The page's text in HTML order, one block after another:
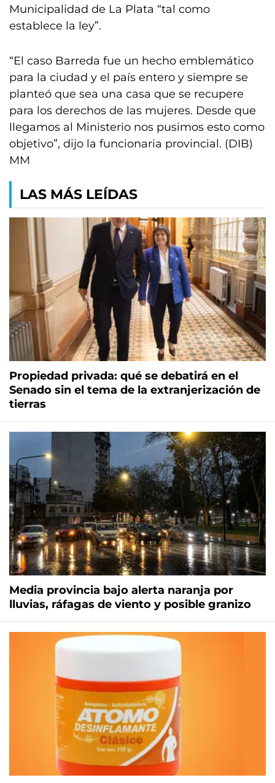
Municipalidad de La Plata “tal como
establece la ley”.
“El caso Barreda fue un hecho emblemático
para la ciudad y el país entero y siempre se
planteó que sea una casa que se recupere
para los derechos de las mujeres. Desde que
llegamos al Ministerio nos pusimos esto como
objetivo”, dijo la funcionaria provincial. (DIB)
MM
LAS MÁS LEÍDAS
Propiedad privada: qué se debatirá en el
Senado sin el tema de la extranjerización de
tierras
Media provincia bajo alerta naranja por
lluvias, ráfagas de viento y posible granizo